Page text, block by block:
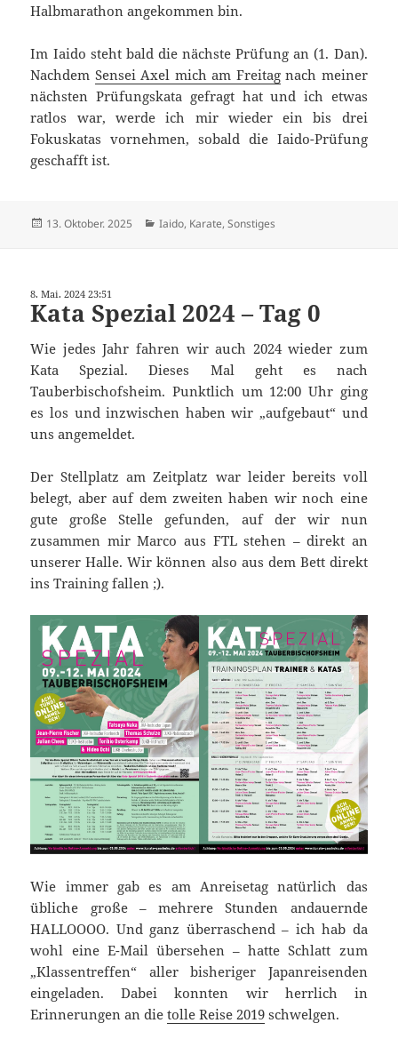
Halbmarathon angekommen bin.
Im Iaido steht bald die nächste Prüfung an (1. Dan).
Nachdem Sensei Axel mich am Freitagnach meiner
nächsten Prüfungskata gefragt hat und ich etwas
ratlos war, werde ich mir wieder ein bis drei
Fokuskatas vornehmen, sobald die Iaido-Prüfung
geschafft ist.
Veröffentlicht
13. Oktober. 2025 Kategorien
Iaido, Karate,Sonstiges
8. Mai. 2024 23:51
Kata Spezial 2024 – Tag 0
Wie jedes Jahr fahren wir auch 2024 wieder zum
Kata Spezial. Dieses Mal geht es nach
Tauberbischofsheim. Punktlich um 12:00 Uhr ging
es los und inzwischen haben wir „aufgebaut“ und
uns angemeldet.
Der Stellplatz am Zeitplatz war leider bereits voll
belegt, aber auf dem zweiten haben wir noch eine
gute große Stelle gefunden, auf der wir nun
zusammen mir Marco aus FTL stehen – direkt an
unserer Halle. Wir können also aus dem Bett direkt
ins Training fallen ;).
Wie immer gab es am Anreisetag natürlich das
übliche große – mehrere Stunden andauernde
HALLOOOO. Und ganz überraschend – ich hab da
wohl eine E-Mail übersehen – hatte Schlatt zum
„Klassentreffen“ aller bisheriger Japanreisenden
eingeladen. Dabei konnten wir herrlich in
Erinnerungen an dietolle Reise 2019 schwelgen.